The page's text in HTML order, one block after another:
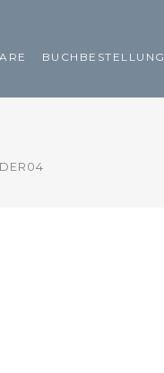
BUCHBESTELLUNG